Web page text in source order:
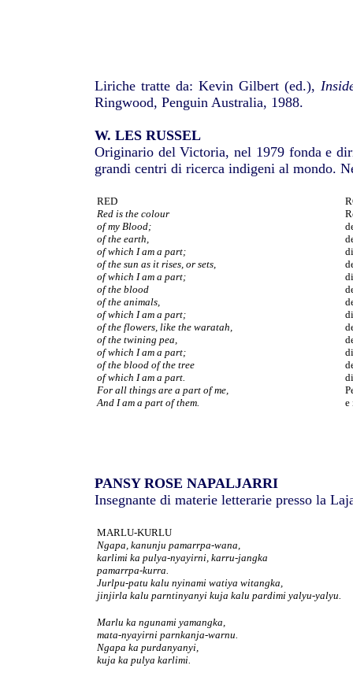
Liriche tratte da: Kevin Gilbert (ed.),
Ringwood, Penguin Australia, 1988.
W. LES RUSSEL
Originario del Victoria, nel 1979 fonda e
grandi centri di ricerca indigeni al mondo.
RED
Red is the colour
of my Blood;
of the earth,
of which I am a part;
of the sun as it rises, or sets,
of which I am a part;
of the blood
of the animals,
of which I am a part;
of the flowers, like the waratah,
of the twining pea,
of which I am a part;
of the blood of the tree
of which I am a part.
For all things are a part of me,
And I am a part of them.
e
PANSY ROSE NAPALJARRI
Insegnante di materie letterarie presso la
MARLU-KURLU
Ngapa, kanunju pamarrpa-wana,
karlimi ka pulya-nyayirni, karru-jangka
pamarrpa-kurra.
Jurlpu-patu kalu nyinami watiya witangka,
jinjirla kalu parntinyanyi kuja kalu pardimi yalyu-yalyu.
Marlu ka ngunami yamangka,
mata-nyayirni parnkanja-warnu.
Ngapa ka purdanyanyi,
kuja ka pulya karlimi.